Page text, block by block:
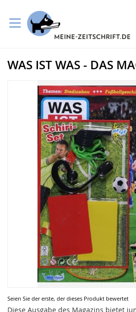
zum
Inhalt
Seien Sie der erste, der dieses Produkt bewertet
Diese Ausgabe des Magazins bietet
Zum
Bildergalerie
WAS IST WAS - DAS
Zum
Anfang